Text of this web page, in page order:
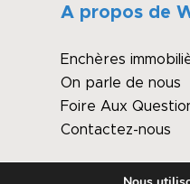
A propos de
Enchères
On parle de nous
Foire Aux
Contactez-nous